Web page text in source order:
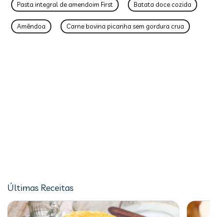
Pasta integral de amendoim First Batata doce cozida
Amêndoa Carne bovina picanha sem gordura crua
Últimas Receitas